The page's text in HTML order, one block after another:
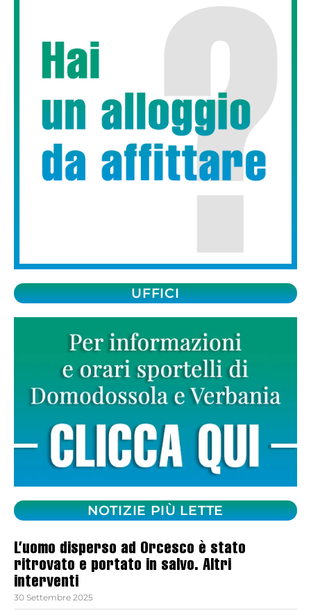
UFFICI
NOTIZIE PIÙ LETTE
L’uomo disperso ad Orcesco è stato
ritrovato e portato in salvo. Altri
interventi
30 Settembre 2025